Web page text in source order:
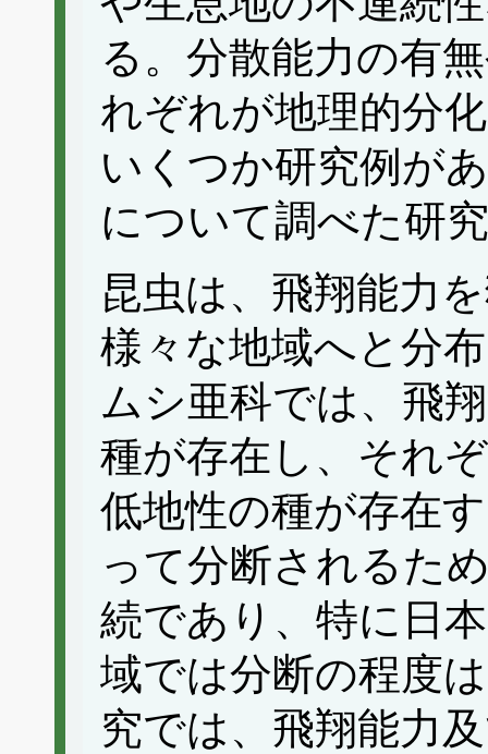
る。分散能力の有
れぞれが地理的分
いくつか研究例が
について調べた研
昆虫は、飛翔能力
様々な地域へと分
ムシ亜科では、飛
種が存在し、それ
低地性の種が存在
って分断されるた
続であり、特に日
域では分断の程度
究では、飛翔能力